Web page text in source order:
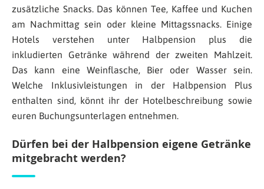
zusätzliche Snacks. Das können Tee, Kaffee und Kuchen
am Nachmittag sein oder kleine Mittagssnacks. Einige
Hotels verstehen unter Halbpension plus die
inkludierten Getränke während der zweiten Mahlzeit.
Das kann eine Weinflasche, Bier oder Wasser sein.
Welche Inklusivleistungen in der Halbpension Plus
enthalten sind, könnt ihr der Hotelbeschreibung sowie
euren Buchungsunterlagen entnehmen.
Dürfen bei der Halbpension eigene Getränke
mitgebracht werden?